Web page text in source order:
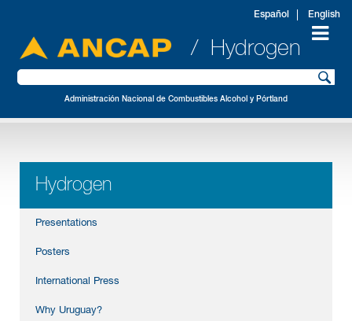
Administración Nacional de Combustibles Alcohol y Pórtland
/ Hydrogen
Español English
Hydrogen
Presentations
Posters
International Press
Why Uruguay?